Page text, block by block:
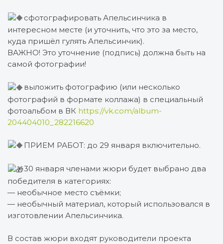
сфотографировать Апельсинчика в
интересном месте (и уточнить, что это за место,
куда пришёл гулять Апельсинчик).
ВАЖНО! Это уточнение (подпись) должна быть на
самой фотографии!
выложить фотографию (или несколько
фотографий в формате коллажа) в специальный
фотоальбом в ВК https://vk.com/album-
204404010_282216620
ПРИЕМ РАБОТ: до 29 января включительно.
30 января членами жюри будет выбрано два
победителя в категориях:
— необычное место съёмки;
— необычный материал, который использовался в
изготовлении Апельсинчика.
В состав жюри входят руководители проекта